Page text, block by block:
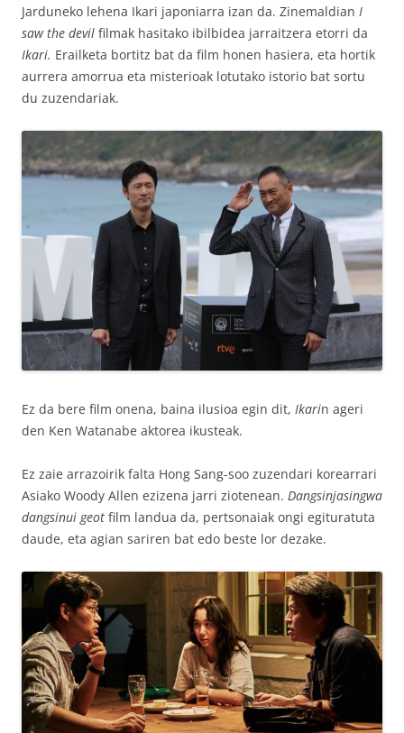
Jarduneko lehena Ikari japoniarra izan da. Zinemaldian I
saw the devil filmak hasitako ibilbidea jarraitzera etorri da
Ikari. Erailketa bortitz bat da film honen hasiera, eta hortik
aurrera amorrua eta misterioak lotutako istorio bat sortu
du zuzendariak.
Ez da bere film onena, baina ilusioa egin dit, Ikarin ageri
den Ken Watanabe aktorea ikusteak.
Ez zaie arrazoirik falta Hong Sang-soo zuzendari korearrari
Asiako Woody Allen ezizena jarri ziotenean. Dangsinjasingwa
dangsinui geot film landua da, pertsonaiak ongi egituratuta
daude, eta agian sariren bat edo beste lor dezake.